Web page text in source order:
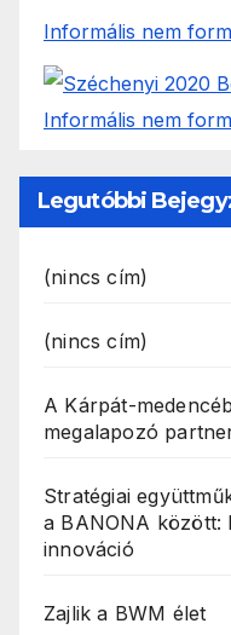
Informális nem
Legutóbbi
(nincs cím)
(nincs cím)
A Kárpát-
megalapozó
Stratégiai
a BANONA között:
innováció
Zajlik a BWM élet